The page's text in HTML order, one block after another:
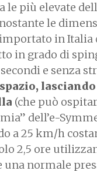
le più elevate
le
in Italia
in grado di
e senza
(che può
dell’e-
a 25 km/h
2,5 ore
una normale